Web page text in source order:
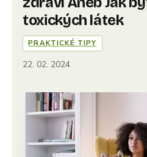
toxických látek
PRAKTICKÉ TIPY
22. 02. 2024